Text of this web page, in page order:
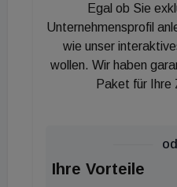
dem Bereich
rücken.
Strukturiert wurde die
OpCo/PropCo-Modell.
aber durch die
Egal ob Sie
Unternehmensprofil
wie unser
wollen. Wir haben
Paket für Ihre
Ihre Vorteile